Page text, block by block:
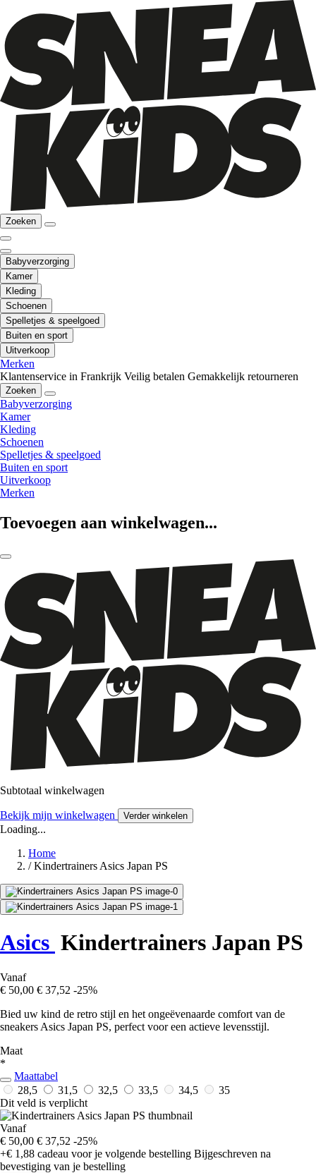
Zoeken
Babyverzorging
Kamer
Kleding
Schoenen
Spelletjes & speelgoed
Buiten en sport
Uitverkoop
Merken
Klantenservice in Frankrijk Veilig betalen Gemakkelijk retourneren
Zoeken
Babyverzorging
Kamer
Kleding
Schoenen
Spelletjes & speelgoed
Buiten en sport
Uitverkoop
Merken
Toevoegen aan winkelwagen...
Subtotaal winkelwagen
Bekijk mijn winkelwagen Verder winkelen
Loading...
Home
/ Kindertrainers Asics Japan PS
Asics Kindertrainers Japan PS
Vanaf
€ 50,00 € 37,52 -25%
Bied uw kind de retro stijl en het ongeëvenaarde comfort van de
sneakers Asics Japan PS, perfect voor een actieve levensstijl.
Maat
*
Maattabel
28,5
31,5 32,5 33,5 34,5
35
Dit veld is verplicht
Vanaf
€ 50,00 € 37,52 -25%
+€ 1,88 cadeau voor je volgende bestelling Bijgeschreven na
bevestiging van je bestelling